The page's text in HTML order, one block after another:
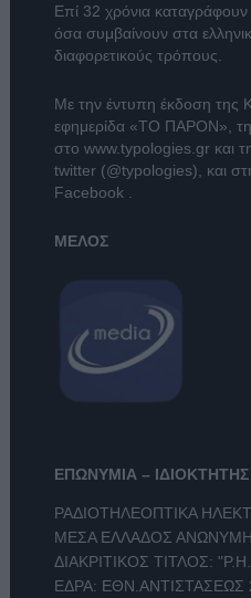
Επί 32 χρόνια καταγράφουν
όσα συμβαίνουν στα
διαφορετικούς τρόπους.
Με την έντυπη έκδοση της
εφημερίδα «ΤΟ ΠΑΡΟΝ» ,
στο www.typologies.grκαι
twitter (@typologies) , και
Facebook
ΜΕΛΟΣ
ΕΠΩΝΥΜΙΑ – ΙΔΙΟΚΤΗΤΗΣ
ΡΑΔΙΟΤΗΛΕΟΠΤΙΚΑ
ΜΕΣΑ ΕΛΛΑΔΟΣ ΑΝΩΝΥΜΗ
ΔΙΑΚΡΙΤΙΚΟΣ ΤΙΤΛΟΣ:
ΕΔΡΑ: ΕΘΝ.ΑΝΤΙΣΤΑΣΕΩΣ